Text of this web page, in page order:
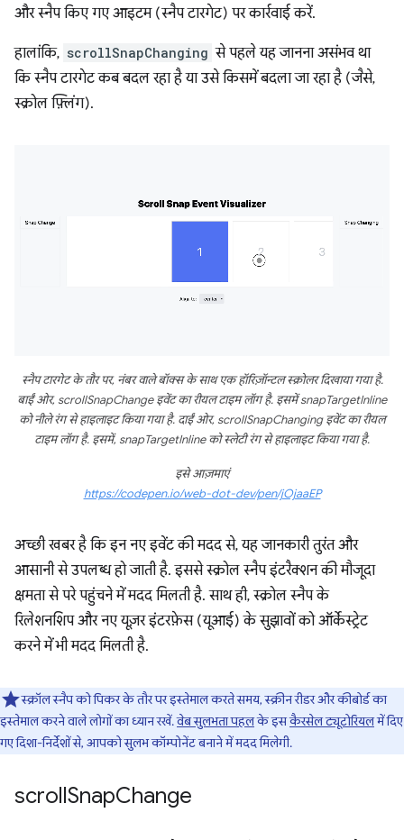
और स्नैप किए गए आइटम (स्नैप टारगेट) पर कार्रवाई करें.
हालांकि, scrollSnapChanging से पहले यह जानना असंभव था
कि स्नैप टारगेट कब बदल रहा है या उसे किसमें बदला जा रहा है (जैसे,
स्क्रोल फ़्लिंग).
स्नैप टारगेट के तौर पर, नंबर वाले बॉक्स के साथ एक हॉरिज़ॉन्टल स्क्रोलर दिखाया गया है.
बाईं ओर, scrollSnapChange इवेंट का रीयल टाइम लॉग है. इसमें snapTargetInline
को नीले रंग से हाइलाइट किया गया है. दाईं ओर, scrollSnapChanging इवेंट का रीयल
टाइम लॉग है. इसमें, snapTargetInline को स्लेटी रंग से हाइलाइट किया गया है.
इसे आज़माएं
https://codepen.io/web-dot-dev/pen/jOjaaEP
अच्छी खबर है कि इन नए इवेंट की मदद से, यह जानकारी तुरंत और
आसानी से उपलब्ध हो जाती है. इससे स्क्रोल स्नैप इंटरैक्शन की मौजूदा
क्षमता से परे पहुंचने में मदद मिलती है. साथ ही, स्क्रोल स्नैप के
रिलेशनशिप और नए यूज़र इंटरफ़ेस (यूआई) के सुझावों को ऑर्केस्ट्रेट
करने में भी मदद मिलती है.
स्क्रॉल स्नैप को पिकर के तौर पर इस्तेमाल करते समय, स्क्रीन रीडर और कीबोर्ड का
इस्तेमाल करने वाले लोगों का ध्यान रखें.वेब सुलभता पहलके इसकैरसेल ट्यूटोरियलमें दिए
गए दिशा-निर्देशों से, आपको सुलभ कॉम्पोनेंट बनाने में मदद मिलेगी.
scrollSnapChange